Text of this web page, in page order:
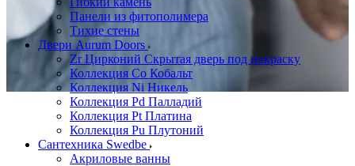
Панели из фитополимера
Тихие стены
Двери Aurum Doors
Zr Цирконий Скрытая дверь под покраску
Коллекция Co Кобальт
Коллекция Ni Никель
Коллекция Pd Палладий
Коллекция Pt Платина
Коллекция Pu Плутоний
Сантехника Swedbe
Акриловые ванны